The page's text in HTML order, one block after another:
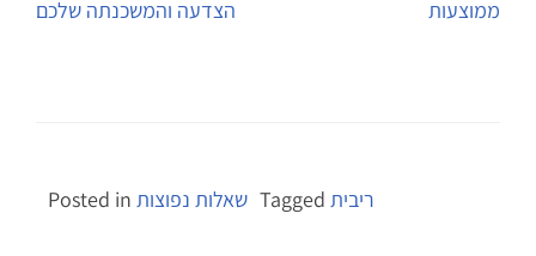
הצדעה והמשכנתה שלכם
ממוצעות
Posted in שאלות נפוצות Tagged ריבית